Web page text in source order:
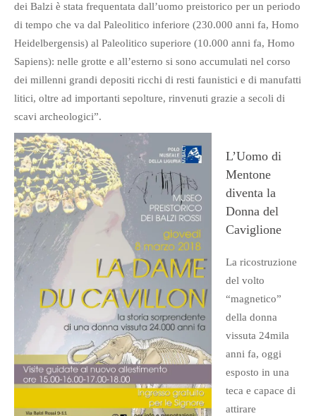
dei Balzi è stata frequentata dall’uomo preistorico per un periodo
di tempo che va dal Paleolitico inferiore (230.000 anni fa, Homo
Heidelbergensis) al Paleolitico superiore (10.000 anni fa, Homo
Sapiens): nelle grotte e all’esterno si sono accumulati nel corso
dei millenni grandi depositi ricchi di resti faunistici e di manufatti
litici, oltre ad importanti sepolture, rinvenuti grazie a secoli di
scavi archeologici”.
L’Uomo di
Mentone
diventa la
Donna del
Caviglione
La ricostruzione
del volto
“magnetico”
della donna
vissuta 24mila
anni fa, oggi
esposto in una
teca e capace di
attirare